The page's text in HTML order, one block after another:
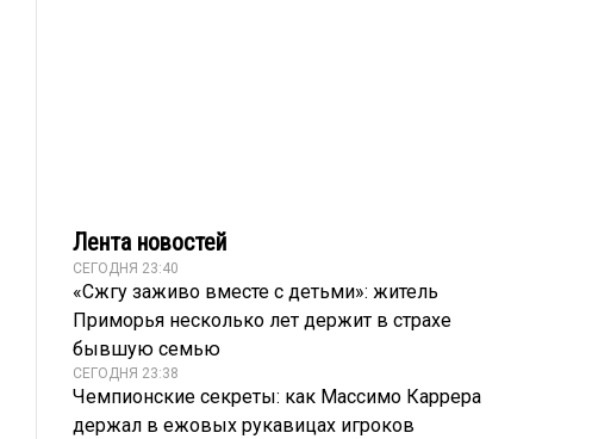
Лента новостей
СЕГОДНЯ 23:40
«Сжгу заживо вместе с детьми»: житель
Приморья несколько лет держит в страхе
бывшую семью
СЕГОДНЯ 23:38
Чемпионские секреты: как Массимо Каррера
держал в ежовых рукавицах игроков